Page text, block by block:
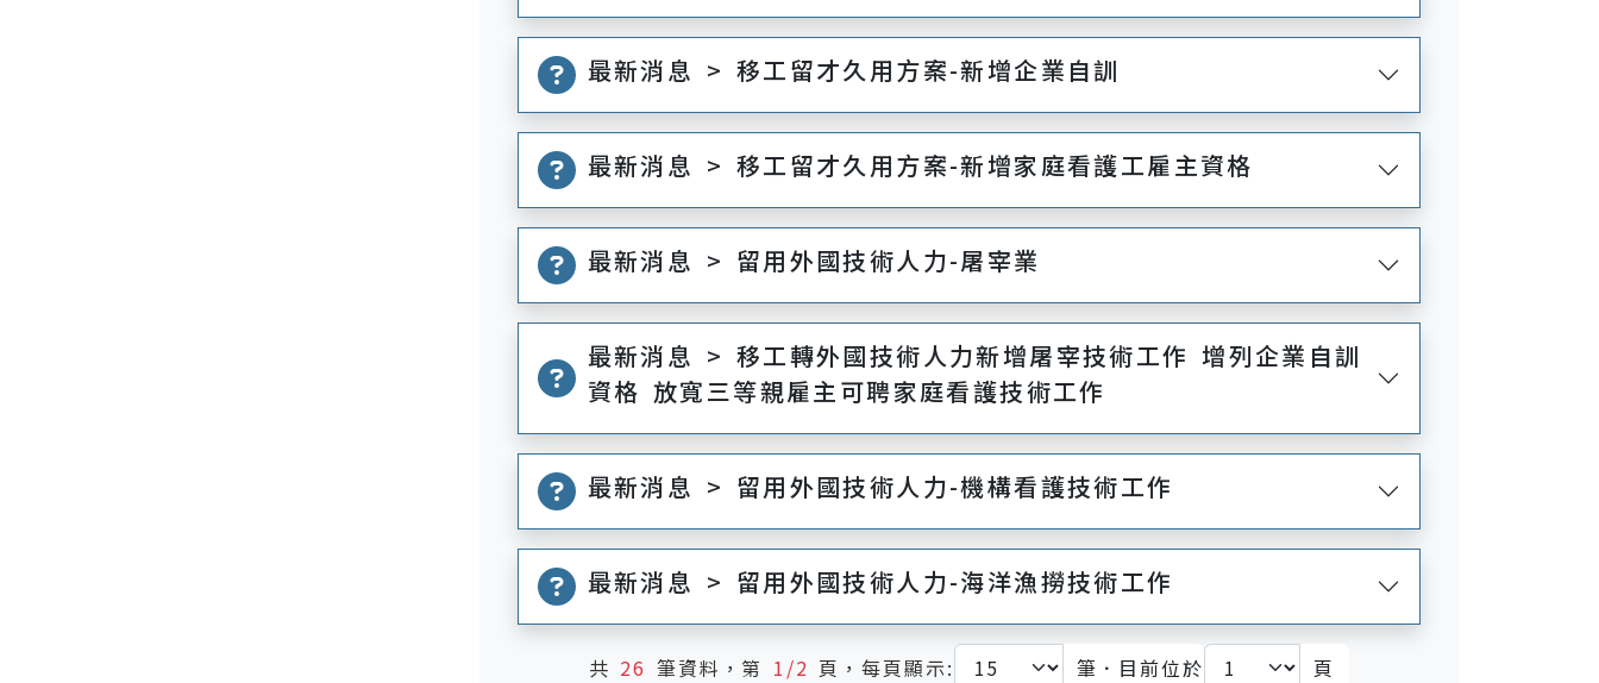
最新消息 > 移工留才久用方案-新增企業自訓
最新消息 > 移工留才久用方案-新增家庭看護工雇主資格
最新消息 > 留用外國技術人力-屠宰業
最新消息 > 移工轉外國技術人力新增屠宰技術工作 增列企業自訓
資格 放寬三等親雇主可聘家庭看護技術工作
最新消息 > 留用外國技術人力-機構看護技術工作
最新消息 > 留用外國技術人力-海洋漁撈技術工作
共 26 筆資料，第 1/2 頁，每頁顯示: 筆．目前位於
頁